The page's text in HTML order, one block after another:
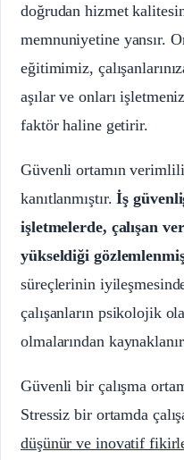
doğrudan hizmet
memnuniyetine yansır.
eğitimimiz,
aşılar ve onları
faktör haline getirir.
Güvenli ortamın
kanıtlanmıştır.İş
işletmelerde, çalışan
yükseldiği
süreçlerinin
çalışanların psikolojik
olmalarından
Güvenli bir çalışma
Stressiz bir ortamda
düşünür ve inovatif